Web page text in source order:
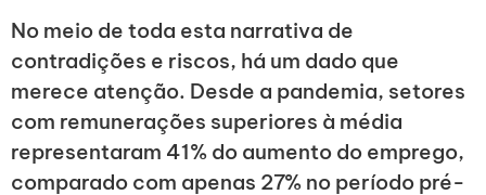
No meio de toda esta narrativa de
contradições e riscos, há um dado que
merece atenção. Desde a pandemia, setores
com remunerações superiores à média
representaram 41% do aumento do emprego,
comparado com apenas 27% no período pré-